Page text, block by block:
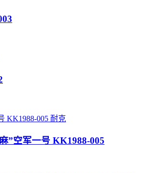
耐克
”空军一号 KK1988-005